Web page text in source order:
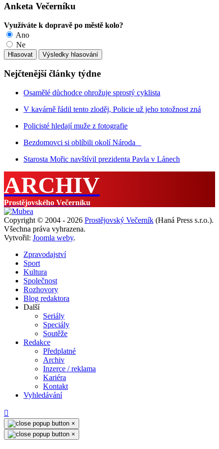
Anketa Večerníku
Využíváte k dopravě po městě kolo?
Ano
Ne
Nejčtenější články týdne
Osamělé důchodce ohrožuje sprostý cyklista
V kavárně řádil tento zloděj, Policie už jeho totožnost zná
Policisté hledají muže z fotografie
Bezdomovci si oblíbili okolí Národa
Starosta Mořic navštívil prezidenta Pavla v Lánech
ARCHIV
Prostějovského Večerníku
Copyright © 2004 - 2026 Prostějovský Večerník (Haná Press s.r.o.).
Všechna práva vyhrazena.
Vytvořil: Joomla weby.
Zpravodajství
Sport
Kultura
Společnost
Rozhovory
Blog redaktora
Další
Seriály
Speciály
Soutěže
Redakce
Předplatné
Archiv
Inzerce / reklama
Kariéra
Kontakt
Vyhledávání
×
×